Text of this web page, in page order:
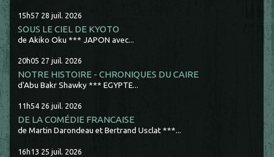
15h57 28 juil. 2026
SOUS LE CIEL DE KYOTO
de Akiko Oku *** JAPON avec...
20h05 27 juil. 2026
NOTRE HISTOIRE - CHRONIQUES DU CAIRE
d'Abu Bakr Shawky *** EGYPTE...
11h54 26 juil. 2026
DE LA COMÉDIE FRANCAISE
de Martin Darondeau et Bertrand Usclat ***...
16h13 25 juil. 2026